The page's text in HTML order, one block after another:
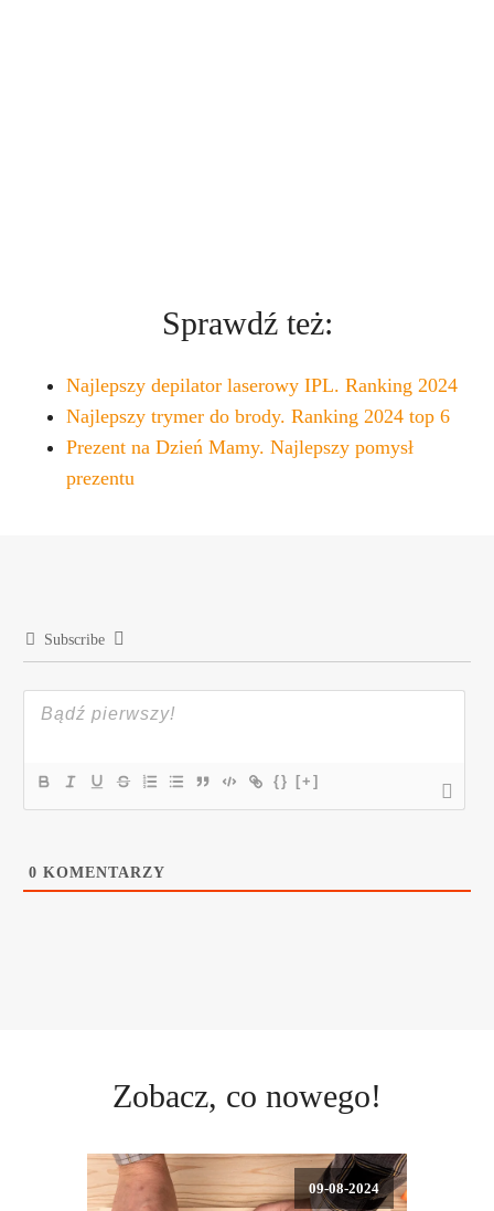
Sprawdź też:
Najlepszy depilator laserowy IPL. Ranking 2024
Najlepszy trymer do brody. Ranking 2024 top 6
Prezent na Dzień Mamy. Najlepszy pomysł
prezentu
Subscribe
{} [+]
0 KOMENTARZY
Zobacz, co nowego!
09-08-2024